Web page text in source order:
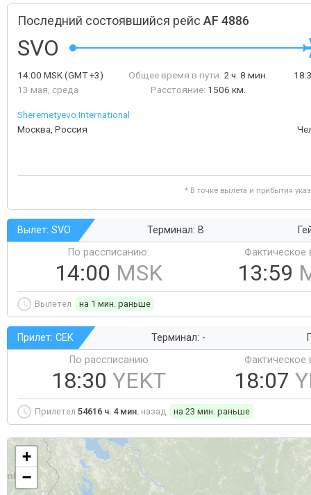
Последний состоявшийся рейс AF 4886
SVO
14:00 MSK(GMT +3)
13 мая, среда
Общее время в пути: 2 ч. 8 мин.
Расстояние: 1506 км.
Sheremetyevo International
Москва, Россия
* В точке вылета и прибытия
Вылет: SVO Терминал: B
По рассписанию:
14:00 MSK
Фактическое
13:59
Вылетел на 1 мин. раньше
Прилет: CEK Терминал: -
По рассписанию
18:30 YEKT
Фактическое
18:07
Прилетел 54616 ч. 4 мин. назад на 23 мин. раньше
+
−